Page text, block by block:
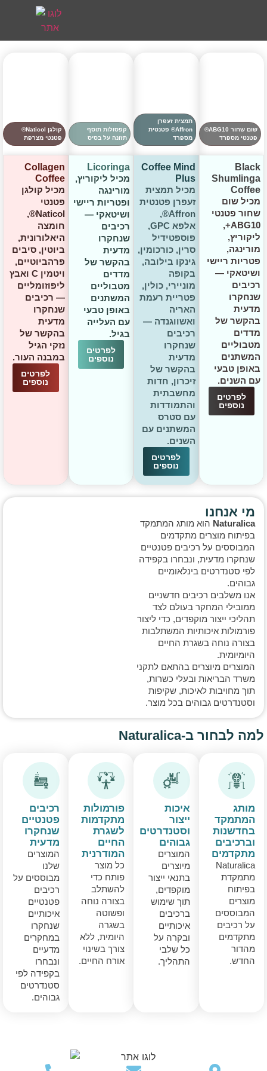
קולגן Naticol®
פטנטי מצרפת
Collagen
Coffee
מכיל קולגן
פטנטי
Naticol®,
חומצה
היאלורונית,
ביוטין, סיבים
פרהביוטיים,
ויטמין C ואבץ
ליפוזומליים
— רכיבים
שנחקרו
מדעית
בהקשר של
נזקי הגיל
במבנה העור.
לפרטים
נוספים
קפסולות תוסף
תזונה על בסיס
Licoringa
מכיל ליקוריץ,
מורינגה
ופטריות ריישי
ושיטאקי —
רכיבים
שנחקרו
מדעית
בהקשר של
מדדים
מטבוליים
המשתנים
באופן טבעי
עם העלייה
בגיל.
לפרטים
נוספים
תמצית זעפרן
Affron® פטנטית
מספרד
Coffee Mind
Plus
מכיל תמצית
זעפרן פטנטית
Affron®,
אלפא GPC,
פוספטידיל
סרין, כורכומין,
גינקו בילובה,
בקופה
מוניירי, כולין,
פטריית רעמת
האריה
ואשווגנדה —
רכיבים
שנחקרו
מדעית
בהקשר של
זיכרון, חדות
מחשבתית
והתמודדות
עם סטרס
המשתנים עם
השנים.
לפרטים
נוספים
שום שחור ABG10®
פטנטי מספרד
Black
Shumlinga
Coffee
מכיל שום
שחור פטנטי
ABG10+,
ליקוריץ,
מורינגה,
פטריות ריישי
ושיטאקי —
רכיבים
שנחקרו
מדעית
בהקשר של
מדדים
מטבוליים
המשתנים
באופן טבעי
עם השנים.
לפרטים
נוספים
מי אנחנו
Naturalica הוא מותג המתמקד
בפיתוח מוצרים מתקדמים
המבוססים על רכיבים פטנטיים
שנחקרו מדעית, ונבחרו בקפידה
לפי סטנדרטים בינלאומיים
גבוהים.
אנו משלבים רכיבים חדשניים
ממובילי המחקר בעולם לצד
תהליכי ייצור מוקפדים, כדי ליצור
פורמולות איכותיות המשתלבות
בצורה נוחה בשגרת החיים
היומיומית.
המוצרים מיוצרים בהתאם לתקני
משרד הבריאות ובעלי כשרות,
תוך מחויבות לאיכות, שקיפות
וסטנדרטים גבוהים בכל מוצר.
למה לבחור ב-Naturalica
רכיבים
פטנטיים
שנחקרו
מדעית
המוצרים
שלנו
מבוססים על
רכיבים
פטנטיים
איכותיים
שנחקרו
במחקרים
מדעיים
ונבחרו
בקפידה לפי
סטנדרטים
גבוהים.
פורמולות
מתקדמות
לשגרת
החיים
המודרנית
כל מוצר
פותח כדי
להשתלב
בצורה נוחה
ופשוטה
בשגרה
היומית, ללא
צורך בשינוי
אורח החיים.
איכות
ייצור
וסטנדרטים
גבוהים
המוצרים
מיוצרים
בתנאי ייצור
מוקפדים,
תוך שימוש
ברכיבים
איכותיים
ובקרה על
כל שלבי
התהליך.
מותג
המתמקד
בחדשנות
וברכיבים
מתקדמים
Naturalica
מתמקדת
בפיתוח
מוצרים
המבוססים
על רכיבים
מתקדמים
מהדור
החדש.